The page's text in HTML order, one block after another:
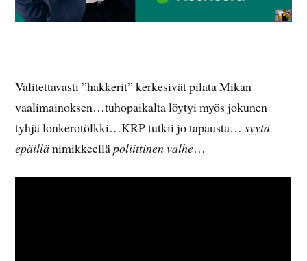
Valitettavasti ”hakkerit” kerkesivät pilata Mikan
vaalimainoksen…tuhopaikalta löytyi myös jokunen
tyhjä lonkerotölkki…KRP tutkii jo tapausta…syytä
epäillänimikkeelläpoliittinen valhe…